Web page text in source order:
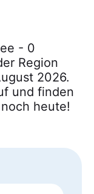
- 0
Region
2026.
und finden
heute!